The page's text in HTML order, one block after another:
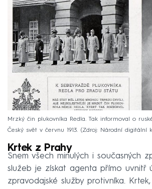
Mrzký čin plukovníka Redla. Tak informoval o
Český svět v červnu 1913.
Zdroj: Národní digitální
Krtek z Prahy
Snem všech minulých i současných
služeb je získat agenta přímo uvnitř
zpravodajské služby protivníka.